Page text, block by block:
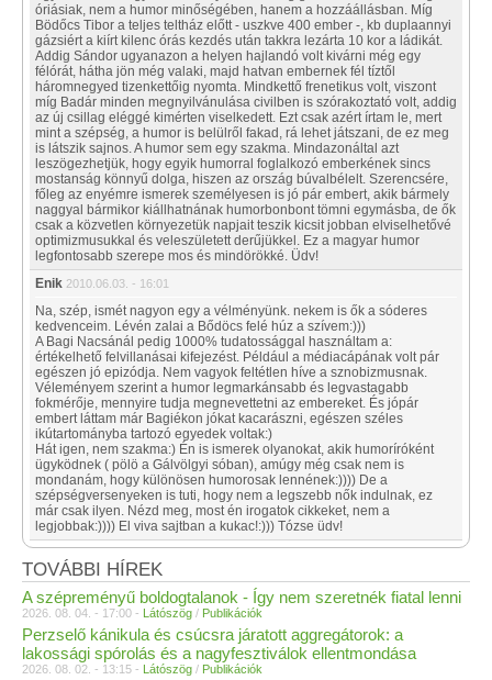
óriásiak, nem a humor minőségében, hanem a hozzáállásban. Míg
Bödőcs Tibor a teljes teltház előtt - uszkve 400 ember -, kb duplaannyi
gázsiért a kiírt kilenc órás kezdés után takkra lezárta 10 kor a ládikát.
Addig Sándor ugyanazon a helyen hajlandó volt kivárni még egy
félórát, hátha jön még valaki, majd hatvan embernek fél tíztől
háromnegyed tizenkettőig nyomta. Mindkettő frenetikus volt, viszont
míg Badár minden megnyilvánulása civilben is szórakoztató volt, addig
az új csillag eléggé kimérten viselkedett. Ezt csak azért írtam le, mert
mint a szépség, a humor is belülről fakad, rá lehet játszani, de ez meg
is látszik sajnos. A humor sem egy szakma. Mindazonáltal azt
leszögezhetjük, hogy egyik humorral foglalkozó emberkének sincs
mostanság könnyű dolga, hiszen az ország búvalbélelt. Szerencsére,
főleg az enyémre ismerek személyesen is jó pár embert, akik bármely
naggyal bármikor kiállhatnának humorbonbont tömni egymásba, de ők
csak a közvetlen környezetük napjait teszik kicsit jobban elviselhetővé
optimizmusukkal és veleszületett derűjükkel. Ez a magyar humor
legfontosabb szerepe mos és mindörökké. Üdv!
Enik 2010.06.03. - 16:01
Na, szép, ismét nagyon egy a vélményünk. nekem is ők a sóderes
kedvenceim. Lévén zalai a Bődöcs felé húz a szívem:)))
A Bagi Nacsánál pedig 1000% tudatossággal használtam a:
értékelhető felvillanásai kifejezést. Például a médiacápának volt pár
egészen jó epizódja. Nem vagyok feltétlen híve a sznobizmusnak.
Véleményem szerint a humor legmarkánsabb és legvastagabb
fokmérője, mennyire tudja megnevettetni az embereket. És jópár
embert láttam már Bagiékon jókat kacarászni, egészen széles
ikútartományba tartozó egyedek voltak:)
Hát igen, nem szakma:) Én is ismerek olyanokat, akik humoríróként
ügyködnek ( pölö a Gálvölgyi sóban), amúgy még csak nem is
mondanám, hogy különösen humorosak lennének:)))) De a
szépségversenyeken is tuti, hogy nem a legszebb nők indulnak, ez
már csak ilyen. Nézd meg, most én irogatok cikkeket, nem a
legjobbak:)))) El viva sajtban a kukac!:))) Tózse üdv!
TOVÁBBI HÍREK
A szépreményű boldogtalanok - Így nem szeretnék fiatal lenni
2026. 08. 04. - 17:00 - Látószög / Publikációk
Perzselő kánikula és csúcsra járatott aggregátorok: a
lakossági spórolás és a nagyfesztiválok ellentmondása
2026. 08. 02. - 13:15 - Látószög / Publikációk